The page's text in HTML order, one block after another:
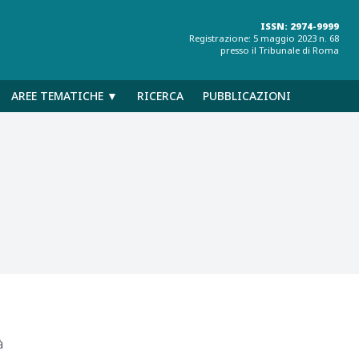
ISSN: 2974-9999
Registrazione: 5 maggio 2023 n. 68
presso il Tribunale di Roma
AREE TEMATICHE ▼ RICERCA PUBBLICAZIONI